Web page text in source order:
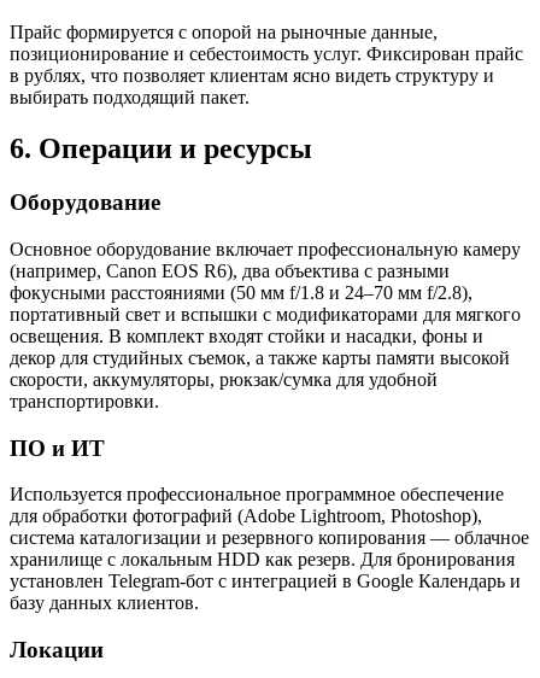
Прайс формируется с опорой на рыночные данные,
позиционирование и себестоимость услуг. Фиксирован прайс
в рублях, что позволяет клиентам ясно видеть структуру и
выбирать подходящий пакет.
6. Операции и ресурсы
Оборудование
Основное оборудование включает профессиональную камеру
(например, Canon EOS R6), два объектива с разными
фокусными расстояниями (50 мм f/1.8 и 24–70 мм f/2.8),
портативный свет и вспышки с модификаторами для мягкого
освещения. В комплект входят стойки и насадки, фоны и
декор для студийных съемок, а также карты памяти высокой
скорости, аккумуляторы, рюкзак/сумка для удобной
транспортировки.
ПО и ИТ
Используется профессиональное программное обеспечение
для обработки фотографий (Adobe Lightroom, Photoshop),
система каталогизации и резервного копирования — облачное
хранилище с локальным HDD как резерв. Для бронирования
установлен Telegram-бот с интеграцией в Google Календарь и
базу данных клиентов.
Локации